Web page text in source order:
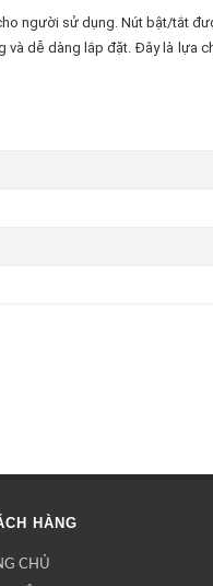
người sử dụng. Nút bật/tắt
dễ dàng lắp đặt. Đây là lựa
HÀNG
CHỦ